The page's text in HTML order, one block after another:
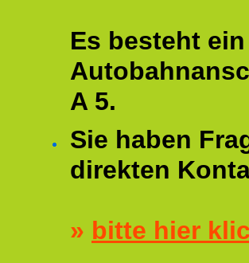
Es besteht ein
A 5.
Sie haben
direkten
» bitte hier